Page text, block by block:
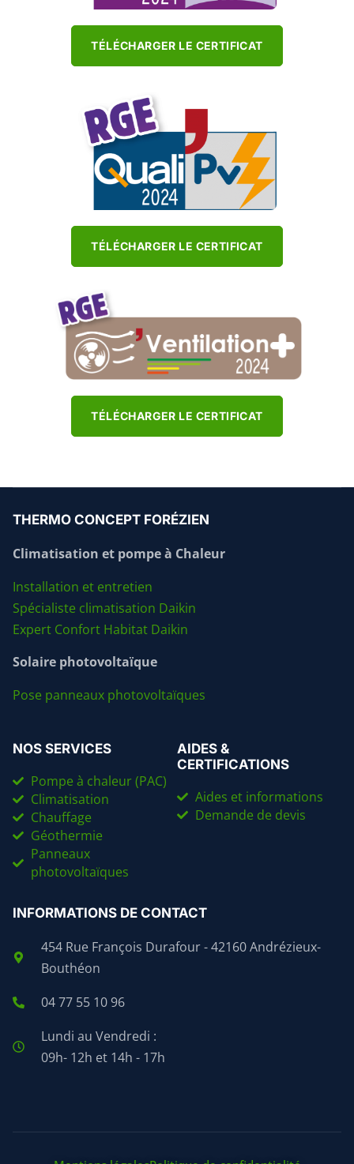
TÉLÉCHARGER LE CERTIFICAT
TÉLÉCHARGER LE CERTIFICAT
TÉLÉCHARGER LE CERTIFICAT
THERMO CONCEPT FORÉZIEN
Climatisation et pompe à Chaleur
Installation et entretien
Spécialiste climatisation Daikin
Expert Confort Habitat Daikin
Solaire photovoltaïque
Pose panneaux photovoltaïques
NOS SERVICES
Pompe à chaleur (PAC)
Climatisation
Chauffage
Géothermie
Panneaux
photovoltaïques
AIDES &
CERTIFICATIONS
Aides et informations
Demande de devis
INFORMATIONS DE CONTACT
454 Rue François Durafour - 42160 Andrézieux-
Bouthéon
04 77 55 10 96
Lundi au Vendredi :
09h- 12h et 14h - 17h